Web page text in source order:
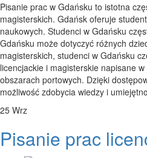
Pisanie prac w Gdańsku to istotna
magisterskich. Gdańsk oferuje
naukowych. Studenci w Gdańsku
Gdańsku może dotyczyć różnych
magisterskich, studenci w Gdańsku
licencjackie i magisterskie napisane
obszarach portowych. Dzięki
możliwość zdobycia wiedzy i
25 Wrz
Pisanie prac